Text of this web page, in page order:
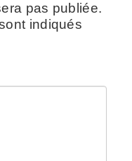
pas publiée.
indiqués